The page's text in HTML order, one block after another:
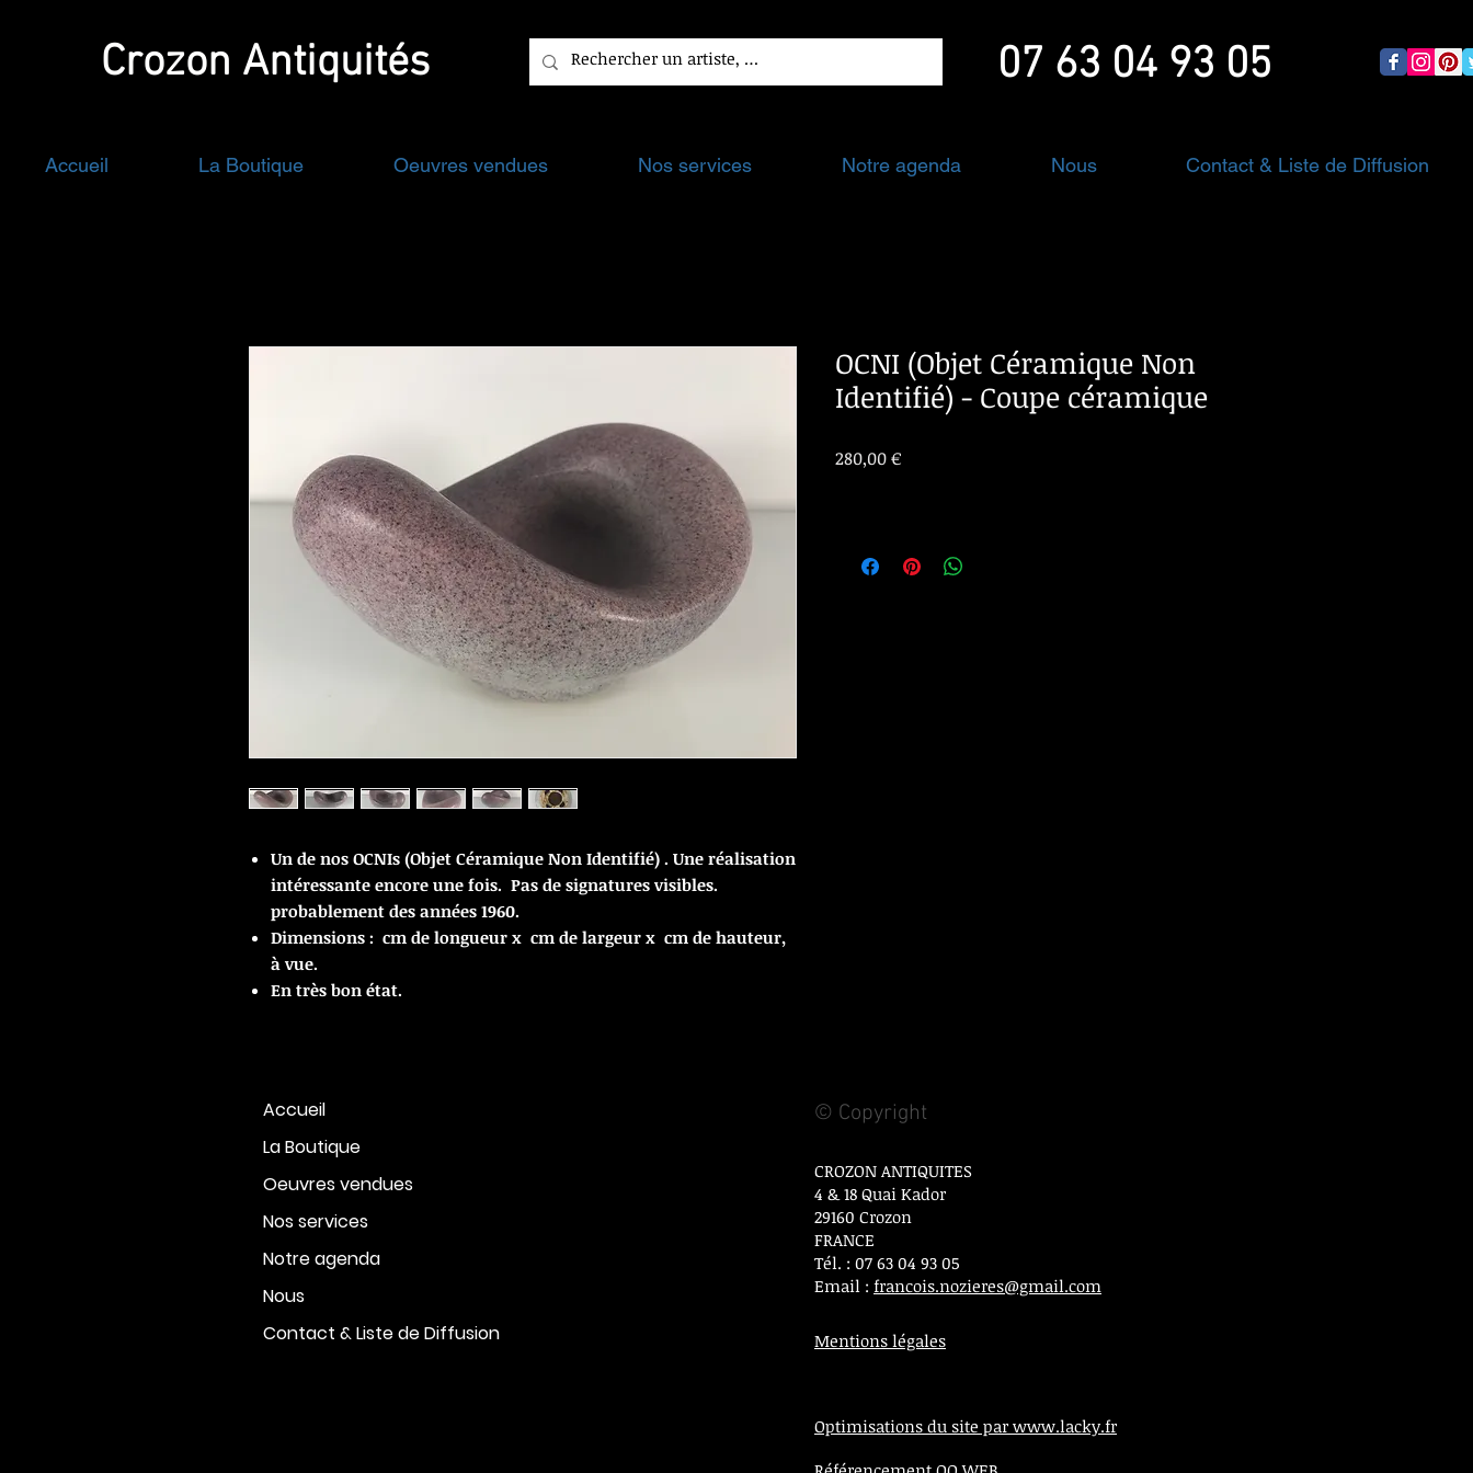
Crozon Antiquités 07 63 04 93 05
Accueil La Boutique Oeuvres vendues Nos services Notre agenda Nous Contact & Liste de Diffusion
Un de nos OCNIs (Objet Céramique Non Identifié) . Une réalisation
intéressante encore une fois. Pas de signatures visibles.
probablement des années 1960.
Dimensions : cm de longueur x cm de largeur x cm de hauteur,
à vue.
En très bon état.
OCNI (Objet Céramique Non
Identifié) - Coupe céramique
280,00 €Prix
Accueil
La Boutique
Oeuvres vendues
Nos services
Notre agenda
Nous
Contact & Liste de Diffusion
© Copyright
CROZON ANTIQUITES
4 & 18 Quai Kador
29160 Crozon
FRANCE
Tél. : 07 63 04 93 05
Email : francois.nozieres@gmail.com
Mentions légales
Optimisations du site par www.lacky.fr